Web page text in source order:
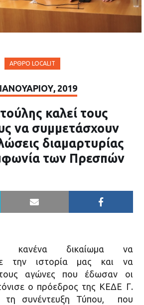
ΆΡΘΡΟ LOCALIT
2019
καλεί τους
να συμμετάσχουν
διαμαρτυρίας
των Πρεσπών
κανένα δικαίωμα να
την ιστορία μας και να
αγώνες που έδωσαν οι
ο πρόεδρος της ΚΕΔΕ Γ.
τη συνέντευξη Τύπου, που